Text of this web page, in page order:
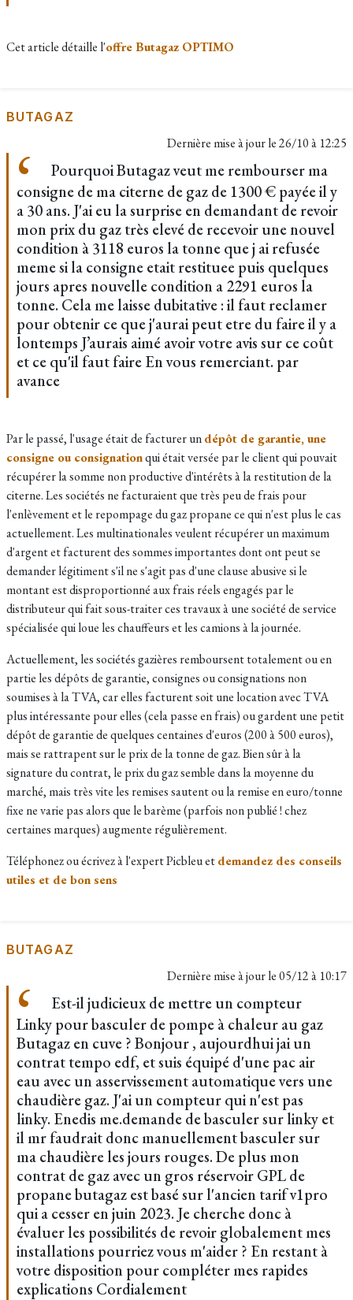
Cet article détaille l'offre Butagaz OPTIMO
BUTAGAZ
Dernière mise à jour le26/10 à 12:25
Pourquoi Butagaz veut me rembourser ma
consigne de ma citerne de gaz de 1300 € payée il y
a 30 ans. J'ai eu la surprise en demandant de revoir
mon prix du gaz très elevé de recevoir une nouvel
condition à 3118 euros la tonne que j ai refusée
meme si la consigne etait restituee puis quelques
jours apres nouvelle condition a 2291 euros la
tonne. Cela me laisse dubitative : il faut reclamer
pour obtenir ce que j'aurai peut etre du faire il y a
lontemps J’aurais aimé avoir votre avis sur ce coût
et ce qu'il faut faire En vous remerciant. par
avance
Par le passé, l'usage était de facturer undépôt de garantie, une
consigne ou consignationqui était versée par le client qui pouvait
récupérer la somme non productive d'intérêts à la restitution de la
citerne. Les sociétés ne facturaient que très peu de frais pour
l'enlèvement et le repompage du gaz propane ce qui n'est plus le cas
actuellement. Les multinationales veulent récupérer un maximum
d'argent et facturent des sommes importantes dont ont peut se
demander légitiment s'il ne s'agit pas d'une clause abusive si le
montant est disproportionné aux frais réels engagés par le
distributeur qui fait sous-traiter ces travaux à une société de service
spécialisée qui loue les chauffeurs et les camions à la journée.
Actuellement, les sociétés gazières remboursent totalement ou en
partie lesdépôts de garantie, consignes ou consignations non
soumises à la TVA, car elles facturent soit une location avec TVA
plus intéressante pour elles (cela passe en frais) ou gardent une petit
dépôt de garantie de quelques centaines d'euros (200 à 500 euros),
mais se rattrapent sur le prix de la tonne de gaz. Bien sûr à la
signature du contrat, le prix du gaz semble dans la moyenne du
marché, mais très vite les remises sautent ou la remise en euro/tonne
fixe ne varie pas alors que le barème (parfois non publié ! chez
certaines marques) augmente régulièrement.
Téléphonez ou écrivez à l'expert Picbleu etdemandez des conseils
utiles et de bon sens
BUTAGAZ
Dernière mise à jour le05/12 à 10:17
Est-il judicieux de mettre un compteur
Linky pour basculer de pompe à chaleur au gaz
Butagaz en cuve ? Bonjour , aujourdhui jai un
contrat tempo edf, et suis équipé d'une pac air
eau avec un asservissement automatique vers une
chaudière gaz. J'ai un compteur qui n'est pas
linky. Enedis me.demande de basculer sur linky et
il mr faudrait donc manuellement basculer sur
ma chaudière les jours rouges. De plus mon
contrat de gaz avec un gros réservoir GPL de
propane butagaz est basé sur l'ancien tarif v1pro
qui a cesser en juin 2023. Je cherche donc à
évaluer les possibilités de revoir globalement mes
installations pourriez vous m'aider ? En restant à
votre disposition pour compléter mes rapides
explications Cordialement